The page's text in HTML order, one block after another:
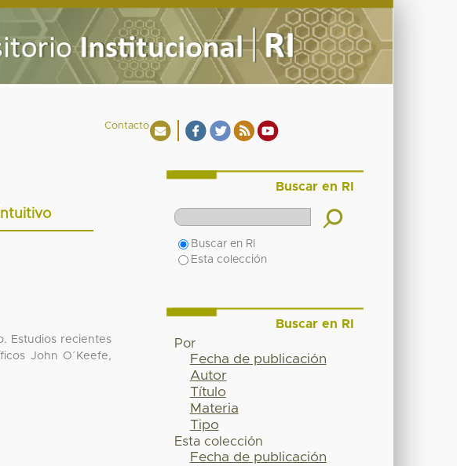
Contacto
Estudios recientes
John O´Keefe,
Buscar en RI
Buscar en RI
Esta colección
Buscar en RI
Por
Fecha de publicación
Autor
Título
Materia
Tipo
Esta colección
Fecha de publicación